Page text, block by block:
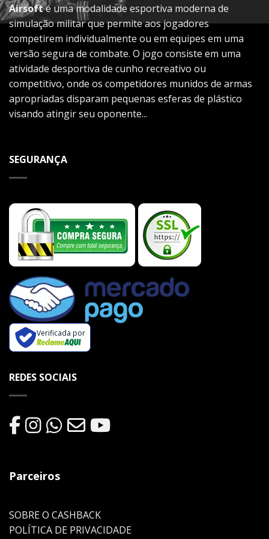
Airsofté uma modalidade esportiva moderna de
simulação militar que permite aos jogadores
competirem individualmente ou em equipes em uma
versão segura de combate. O jogo consiste em uma
atividade desportiva de cunho recreativo ou
competitivo, onde os competidores munidos de armas
apropriadas disparam pequenas esferas de plástico
visando atingir seu oponente...
SEGURANÇA
Verificada por
REDES SOCIAIS
Parceiros
SOBRE O CASHBACK
POLÍTICA DE PRIVACIDADE